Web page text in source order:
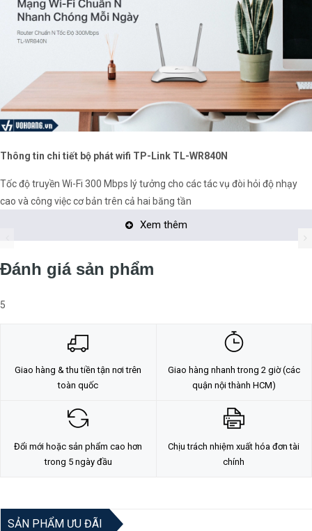
Thông tin chi tiết bộ phát wifi TP-Link TL-WR840N
Tốc độ truyền Wi-Fi 300 Mbps lý tưởng cho các tác vụ đòi hỏi độ nhạy
cao và công việc cơ bản trên cả hai băng tần
Hỗ trợ 4 chế độ: Chế độ Router, Mở Rộng Sóng, Điểm Truy Cập và WISP
bị được kết nối internet
IPTV hỗ trợ IGMP Proxy/Snooping, Bridge và Tag VLAN để tối ưu hóa
Tương thích với IPv6 (Internet Protocol version 6)
Mạng khách cung cấp truy cập riêng biệt cho máy khách mà vẫn bảo
mật được mạng nhà bạn
Router Wifi Chuẩn N - Tốc Độ 300Mbps
802.11b/g/n. Tuân theo chuẩn IEEE802.11n, TL-WR840N cung cấp tốc
tin lớn.
Xem thêm
Đánh giá sản phẩm
5
Giao hàng & thu tiền tận nơi trên
toàn quốc
Giao hàng nhanh trong 2 giờ (các
quận nội thành HCM)
Đổi mới hoặc sản phẩm cao hơn
trong 5 ngày đầu
Chịu trách nhiệm xuất hóa đơn tài
chính
SẢN PHẨM ƯU ĐÃI